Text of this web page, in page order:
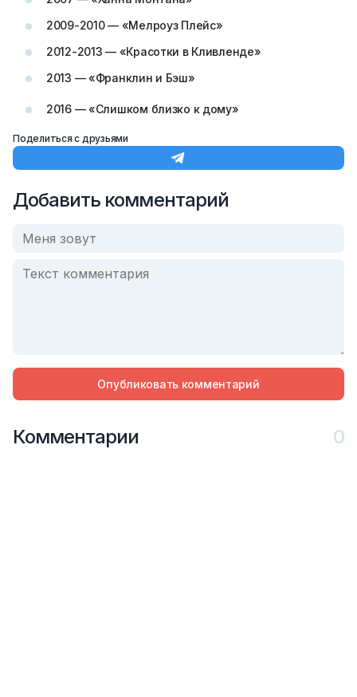
2009-2010 — «Мелроуз Плейс»
2012-2013 — «Красотки в Кливленде»
2013 — «Франклин и Бэш»
2016 — «Слишком близко к дому»
Поделиться с друзьями
Добавить комментарий
Опубликовать комментарий
Комментарии 0